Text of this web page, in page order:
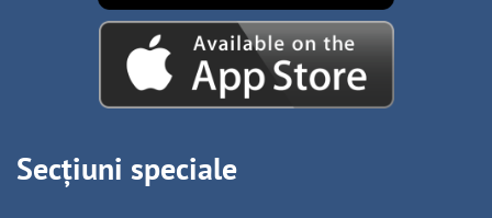
Secțiuni speciale